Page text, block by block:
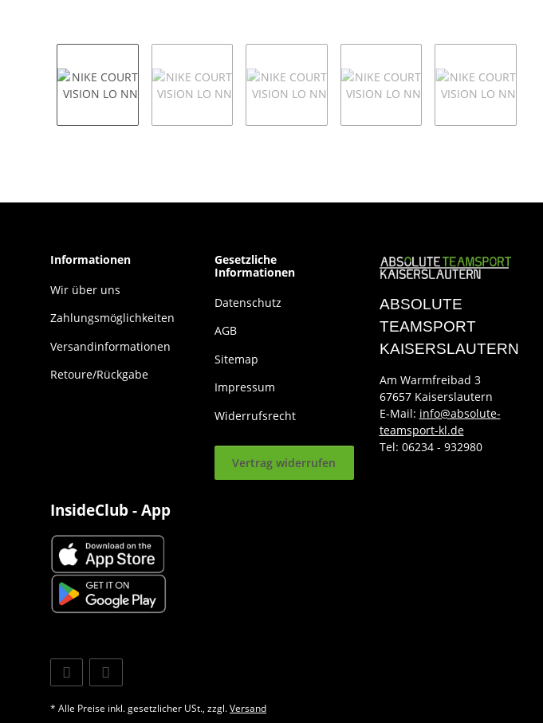
Informationen
Wir über uns
Zahlungsmöglichkeiten
Versandinformationen
Retoure/Rückgabe
Gesetzliche
Informationen
Datenschutz
AGB
Sitemap
Impressum
Widerrufsrecht
Vertrag widerrufen
ABSOLUTE
TEAMSPORT
KAISERSLAUTERN
Am Warmfreibad 3
67657 Kaiserslautern
E-Mail: info@absolute-
teamsport-kl.de
Tel: 06234 - 932980
InsideClub - App
* Alle Preise inkl. gesetzlicher USt., zzgl.Versand